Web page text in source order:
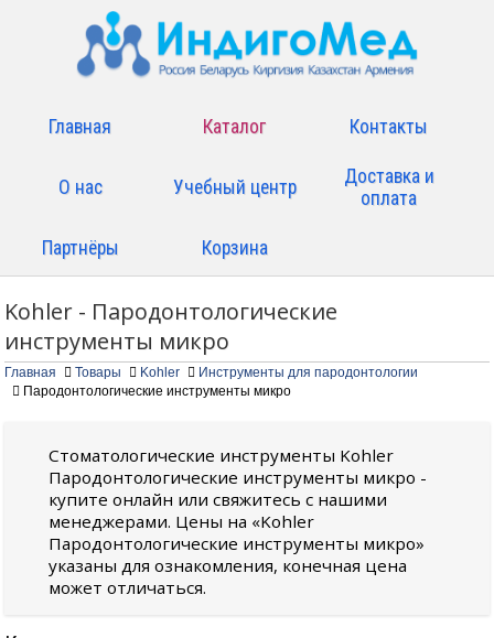
Главная Каталог Контакты
О нас Учебный центр
Доставка и
оплата
Партнёры Корзина
Kohler - Пародонтологические
инструменты микро
Главная Товары Kohler
Инструменты для пародонтологии
Пародонтологические инструменты микро
Стоматологические инструменты Kohler
Пародонтологические инструменты микро -
купите онлайн или свяжитесь с нашими
менеджерами. Цены на «Kohler
Пародонтологические инструменты микро»
указаны для ознакомления, конечная цена
может отличаться.